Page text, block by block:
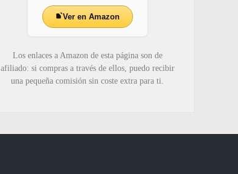
Ver en Amazon
Los enlaces a Amazon de esta página son de
afiliado: si compras a través de ellos, puedo recibir
una pequeña comisión sin coste extra para ti.